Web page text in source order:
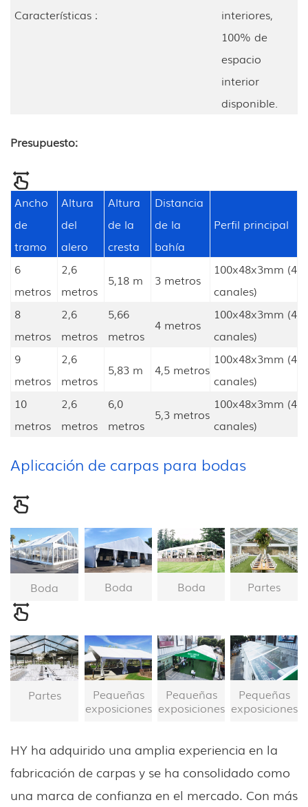
Características :
interiores,
100% de
espacio
interior
disponible.
Presupuesto:
Ancho
de
tramo
Altura
del
alero
Altura
de la
cresta
Distancia
de la
bahía
Perfil principal
6
metros
2,6
metros
5,18 m 3 metros
100x48x3mm (4
canales)
8
metros
2,6
metros
5,66
metros
4 metros
100x48x3mm (4
canales)
9
metros
2,6
metros
5,83 m 4,5 metros
100x48x3mm (4
canales)
10
metros
2,6
metros
6,0
metros
5,3 metros
100x48x3mm (4
canales)
Aplicación de carpas para bodas
Boda Boda Boda Partes
Partes
Pequeñas
exposiciones
Pequeñas
exposiciones
Pequeñas
exposiciones
HY ha adquirido una amplia experiencia en la
fabricación de carpas y se ha consolidado como
una marca de confianza en el mercado. Con más